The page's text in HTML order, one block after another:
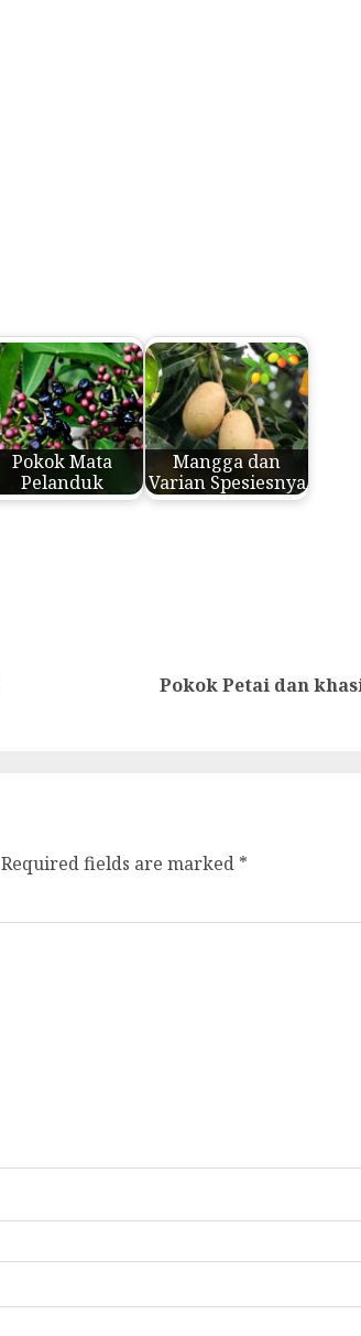
Pokok Mata
Pelanduk
Mangga dan
Varian Spesiesnya
Pokok Petai dan
Required fields are marked *